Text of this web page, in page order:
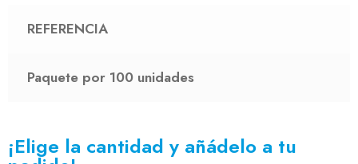
REFERENCIA
Paquete por 100 unidades
¡Elige la cantidad y añádelo a tu